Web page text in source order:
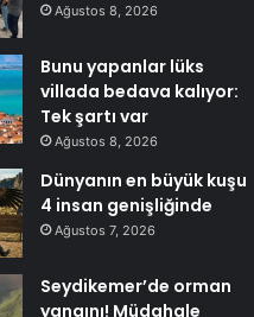
Ağustos 8, 2026
Bunu yapanlar lüks
villada bedava kalıyor:
Tek şartı var
Ağustos 8, 2026
Dünyanın en büyük kuşu
4 insan genişliğinde
Ağustos 7, 2026
Seydikemer’de orman
yangını! Müdahale